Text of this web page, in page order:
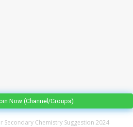
Now (Channel/Groups)
Secondary Chemistry Suggestion 2024